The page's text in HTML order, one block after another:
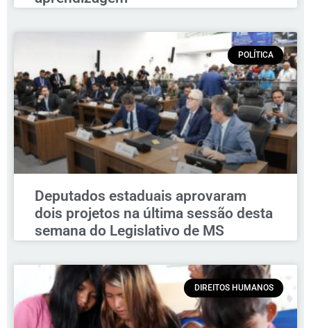
POLÍTICA
Deputados estaduais aprovaram
dois projetos na última sessão desta
semana do Legislativo de MS
DIREITOS HUMANOS